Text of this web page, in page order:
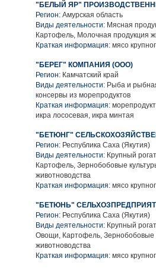
"БЕЛЫЙ ЯР"
Регион: Амурская область
Виды деятельности: Мясная
Картофель, Молочная продукция
Краткая информация: мясо
"БЕРЕГ" КОМПАНИЯ (ООО)
Регион: Камчатский край
Виды деятельности: Рыба и
консервы из морепродуктов
Краткая информация:
икра лососевая, икра минтая
"БЕТЮНГ"
Регион: Республика Саха (Якутия)
Виды деятельности: Крупный
Картофель, Зернобобовые
животноводства
Краткая информация: мясо
"БЕТЮНЬ"
Регион: Республика Саха (Якутия)
Виды деятельности: Крупный
Овощи, Картофель, Зернобобовые
животноводства
Краткая информация: мясо